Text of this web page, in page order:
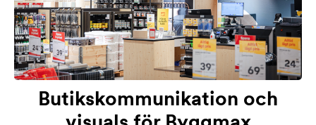
Butikskommunikation och